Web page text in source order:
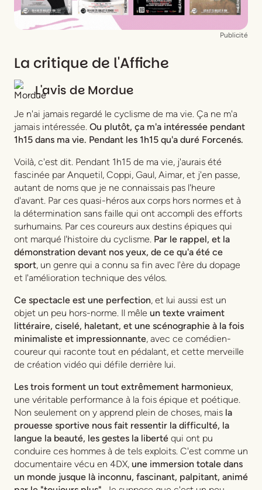
Publicité
La critique de l'Affiche
L'avis de Mordue
Je n'ai jamais regardé le cyclisme de ma vie. Ça ne m'a
jamais intéressée. Ou plutôt, ça m'a intéressée pendant
1h15 dans ma vie. Pendant les 1h15 qu'a duré Forcenés.
Voilà, c'est dit. Pendant 1h15 de ma vie, j'aurais été
fascinée par Anquetil, Coppi, Gaul, Aimar, et j'en passe,
autant de noms que je ne connaissais pas l'heure
d'avant. Par ces quasi-héros aux corps hors normes et à
la détermination sans faille qui ont accompli des efforts
surhumains. Par ces coureurs aux destins épiques qui
ont marqué l'histoire du cyclisme. Par le rappel, et la
démonstration devant nos yeux, de ce qu'a été ce
sport, un genre qui a connu sa fin avec l'ère du dopage
et l'amélioration technique des vélos.
Ce spectacle est une perfection, et lui aussi est un
objet un peu hors-norme. Il mêle un texte vraiment
littéraire, ciselé, haletant, et une scénographie à la fois
minimaliste et impressionnante, avec ce comédien-
coureur qui raconte tout en pédalant, et cette merveille
de création vidéo qui défile derrière lui.
Les trois forment un tout extrêmement harmonieux,
une véritable performance à la fois épique et poétique.
Non seulement on y apprend plein de choses, mais la
prouesse sportive nous fait ressentir la difficulté, la
langue la beauté, les gestes la liberté qui ont pu
conduire ces hommes à de tels exploits. C'est comme un
documentaire vécu en 4DX, une immersion totale dans
un monde jusque là inconnu, fascinant, palpitant, animé